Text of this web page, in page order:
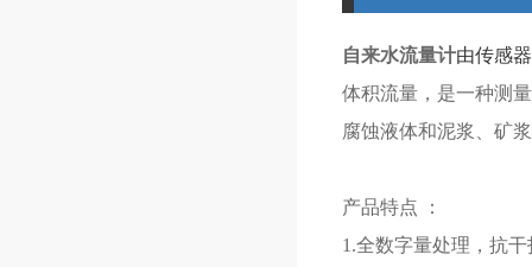
自来水流量计由传感
体积流量，是一种测
腐蚀液体和泥浆、矿
产品特点 ：
1.全数字量处理，抗